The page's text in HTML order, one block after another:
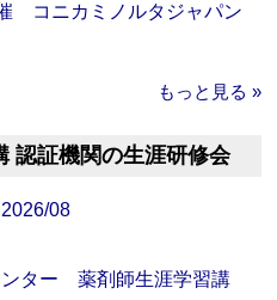
コニカミノルタジャパン
もっと見る »
認証機関の生涯研修会
08
ンター 薬剤師生涯学習講